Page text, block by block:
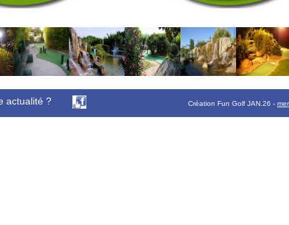
actualité ? Création Fun Golf JAN.26 -